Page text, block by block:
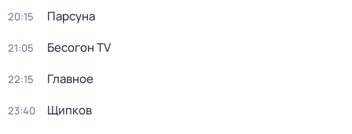
20:15 Парсуна
21:05 Бесогон TV
22:15 Главное
23:40 Щипков